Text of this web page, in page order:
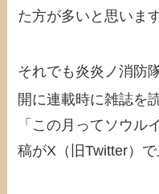
た方が多いと思いま
それでも炎炎ノ消防
開に連載時に雑誌を
「この月ってソウル
稿がX（旧Twitter）